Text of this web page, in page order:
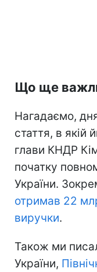
Що ще
Нагадаємо,
стаття, в
глави КНДР
початку
України.
отримав 22
виручки.
Також ми
України,